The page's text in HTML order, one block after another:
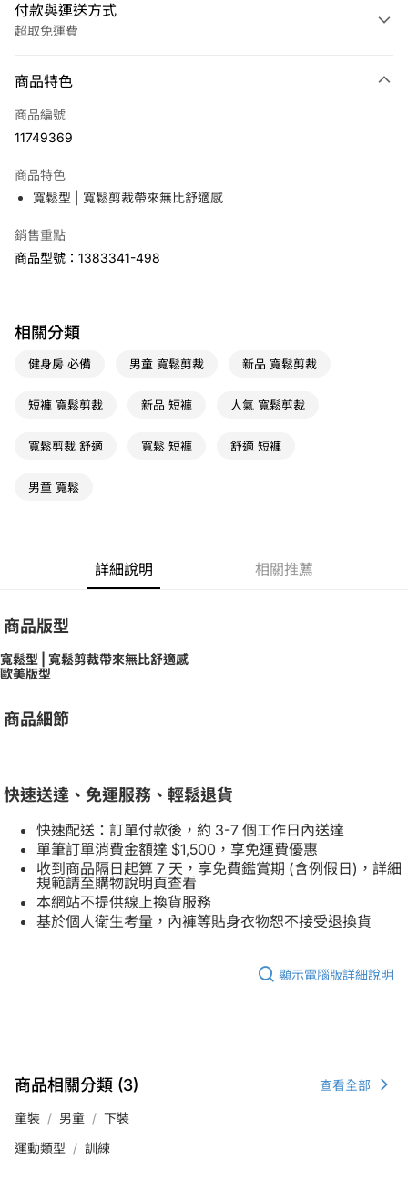
付款與運送方式
超取免運費
信用卡一次付款
LINE Pay
悠遊付
運送方式
7-11取貨(快速到店)
宅配
商品特色
商品編號
11749369
商品特色
寬鬆型 | 寬鬆剪裁帶來無比舒適感
銷售重點
商品型號：1383341-498
相關分類
健身房 必備 男童 寬鬆剪裁 新品 寬鬆剪裁
短褲 寬鬆剪裁 新品 短褲 人氣 寬鬆剪裁
寬鬆剪裁 舒適 寬鬆 短褲 舒適 短褲
男童 寬鬆
詳細說明 相關推薦
商品版型
寬鬆型 | 寬鬆剪裁帶來無比舒適感
歐美版型
商品細節
快速送達、免運服務、輕鬆退貨
快速配送：訂單付款後，約 3-7 個工作日內送達
單筆訂單消費金額達 $1,500，享免運費優惠
收到商品隔日起算 7 天，享免費鑑賞期 (含例假日)，詳細
規範請至購物說明頁查看
本網站不提供線上換貨服務
基於個人衛生考量，內褲等貼身衣物恕不接受退換貨
顯示電腦版詳細說明
商品相關分類 (3) 查看全部
童裝 男童
下裝
運動類型
訓練